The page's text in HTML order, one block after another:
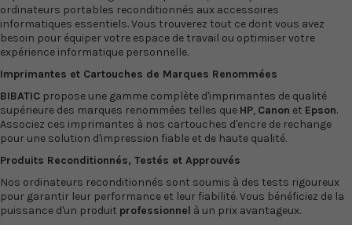
ordinateurs portables reconditionnés aux accessoires
informatiques essentiels. Vous trouverez tout ce dont vous avez
besoin pour équiper votre espace de travail ou optimiser votre
expérience informatique personnelle.
Imprimantes et Cartouches de Marques Renommées
BIBATIC propose une gamme complète d'imprimantes de qualité
supérieure des marques renommées telles que HP, Canon et Epson.
Associez ces imprimantes à nos cartouches d'encre de rechange
pour une solution d'impression fiable et de haute qualité.
Produits Reconditionnés, Testés et Approuvés
Nos ordinateurs reconditionnés sont soumis à des tests rigoureux
pour garantir leur performance et leur fiabilité. Vous bénéficiez de la
puissance d'un produit professionnel à un prix avantageux.